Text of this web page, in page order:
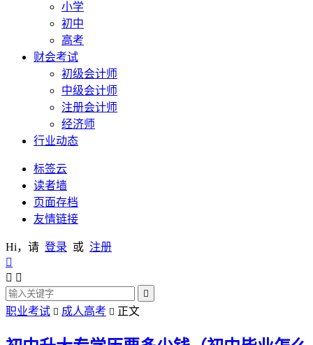
小学
初中
高考
财会考试
初级会计师
中级会计师
注册会计师
经济师
行业动态
标签云
读者墙
页面存档
友情链接
Hi，请 登录 或 注册

 

职业考试  成人高考  正文